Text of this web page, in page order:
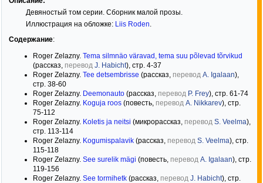
Девяностый том серии. Сборник малой прозы.
Иллюстрация на обложке: Liis Roden.
Содержание:
Roger Zelazny. Tema silmnäo väravad, tema suu põlevad tõrvikud
(рассказ, перевод J. Habicht), стр. 4-37
Roger Zelazny. Tee detsembrisse (рассказ, перевод A. Igalaan),
стр. 38-60
Roger Zelazny. Deemonauto (рассказ, перевод P. Frey), стр. 61-74
Roger Zelazny. Koguja roos (повесть, перевод A. Nikkarev), стр.
75-112
Roger Zelazny. Koletis ja neitsi (микрорассказ, перевод S. Veelma),
стр. 113-114
Roger Zelazny. Kogumispalavik (рассказ, перевод S. Veelma), стр.
115-118
Roger Zelazny. See surelik mägi (повесть, перевод A. Igalaan), стр.
119-156
Roger Zelazny. See tormihetk (рассказ, перевод J. Habicht), стр.